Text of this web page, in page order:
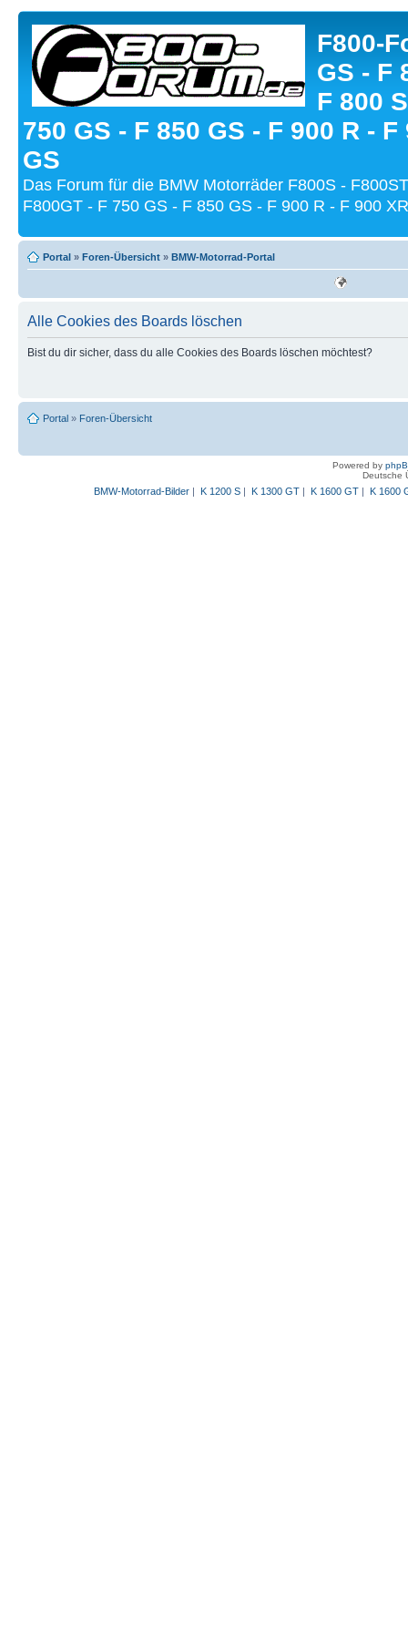
F800-
GS - F
F 800
750 GS - F 850 GS - F 900 R - F
GS
Das Forum für die BMW Motorräder F800S -
F800GT - F 750 GS - F 850 GS - F 900 R - F 900
Portal » Foren-Übersicht » BMW-Motorrad-Portal
Alle Cookies des Boards löschen
Bist du dir sicher, dass du alle Cookies des Boards löschen möchtest?
Portal » Foren-Übersicht
Powered by
Deutsche
BMW-Motorrad-Bilder| K 1200 S| K 1300 GT| K 1600 GT| K 1600